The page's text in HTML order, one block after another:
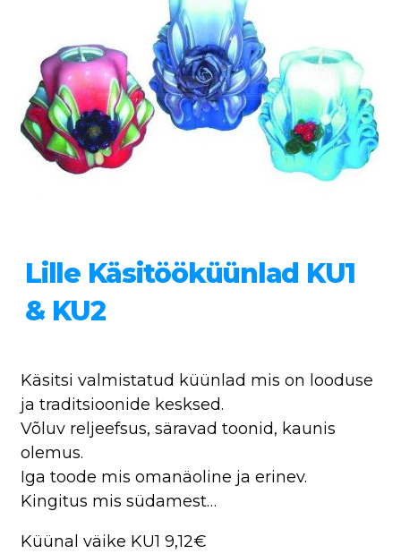
Lille Käsitööküünlad KU1
& KU2
Käsitsi valmistatud küünlad mis on looduse
ja traditsioonide kesksed.
Võluv reljeefsus, säravad toonid, kaunis
olemus.
Iga toode mis omanäoline ja erinev.
Kingitus mis südamest…
Küünal väike KU1 9,12€